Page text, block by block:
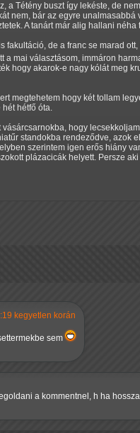
a Tétény buszt így lekéste, de
nem, bár az egyre
A tanárt már alig hallani néha
fakultáció, de a franc se marad
mai választásom, immáron
hogy akarok-e nagy kólát meg
megtehetem hogy két tollam
hétfő óta.
hogy
standokba rendeződve, azok
szerintem igen erős hiány
plázacicák helyett. Persze
kegyetlen korán
sem
a kommentnel, h ha